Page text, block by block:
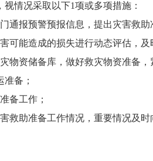
情况采取以下1项或多项措施：
报预警预报信息，提出灾害救助
能造成的损失进行动态评估，及
资储备库，做好救灾物资准备，
备；
备工作；
助准备工作情况，重要情况及时